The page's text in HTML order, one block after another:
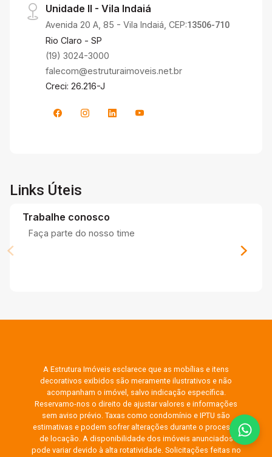
Unidade II - Vila Indaiá
Avenida 20 A, 85 - Vila Indaiá, CEP:13506-710
Rio Claro - SP
(19) 3024-3000
falecom@estruturaimoveis.net.br
Creci: 26.216-J
Links Úteis
Trabalhe conosco
Faça parte do nosso time
A Estrutura Imóveis esclarece que as mobílias e itens
decorativos exibidos são meramente ilustrativos e não
acompanham o imóvel, salvo indicação específica.
Reservamo-nos o direito de ajustar valores e informações
sem aviso prévio. Taxas como condomínio e IPTU são
estimativas e podem sofrer alterações durante o processo
de locação. A disponibilidade dos imóveis anunciados
pode variar devido à alta rotatividade. Solicitações feitas no